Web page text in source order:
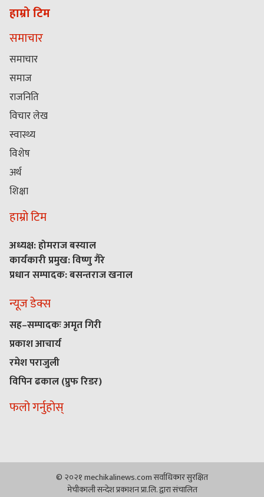
हाम्रो टिम
समाचार
समाचार
समाज
राजनिति
विचार लेख
स्वास्थ्य
विशेष
अर्थ
शिक्षा
हाम्रो टिम
अध्यक्ष: होमराज बस्याल
कार्यकारी प्रमुख: विष्णु गैरे
प्रधान सम्पादक: बसन्तराज खनाल
न्यूज डेक्स
सह–सम्पादकः अमृत गिरी
प्रकाश आचार्य
रमेश पराजुली
विपिन ढकाल (प्रुफ रिडर)
फलो गर्नुहोस्
© २०२१ mechikalinews.com सर्वाधिकार सुरक्षित
मेचीकाली सन्देश प्रकाशन प्रा.लि. द्वारा संचालित